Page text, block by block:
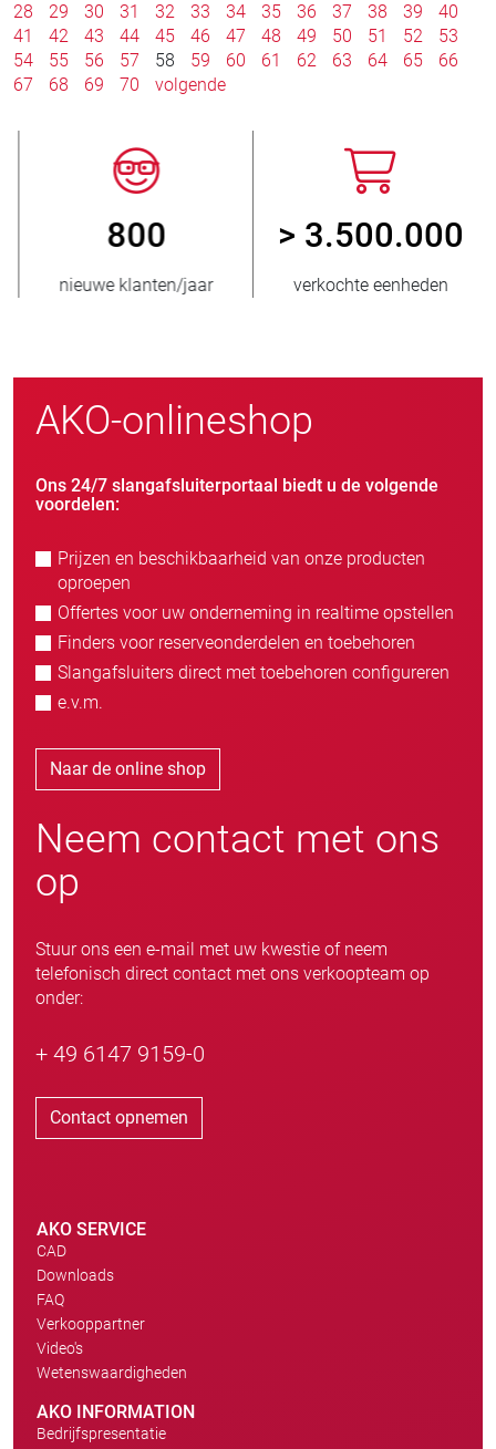
28
29 30 31 32 33 34 35 36 37 38 39
40
41
42 43 44 45 46 47 48 49 50 51 52
53
54
55 56 57 58 59 60 61 62 63 64 65
66
67
68 69 70 volgende
800
nieuwe klanten/jaar
> 3.500.000
verkochte eenheden
AKO-onlineshop
Ons 24/7 slangafsluiterportaal biedt u de volgende
voordelen:
Prijzen en beschikbaarheid van onze producten
oproepen
Offertes voor uw onderneming in realtime opstellen
Finders voor reserveonderdelen en toebehoren
Slangafsluiters direct met toebehoren configureren
e.v.m.
Naar de online shop
Neem contact met ons
op
Stuur ons een e-mail met uw kwestie of neem
telefonisch direct contact met ons verkoopteam op
onder:
+ 49 6147 9159-0
Contact opnemen
AKO SERVICE
CAD
Downloads
FAQ
Verkooppartner
Video's
Wetenswaardigheden
AKO INFORMATION
Bedrijfspresentatie